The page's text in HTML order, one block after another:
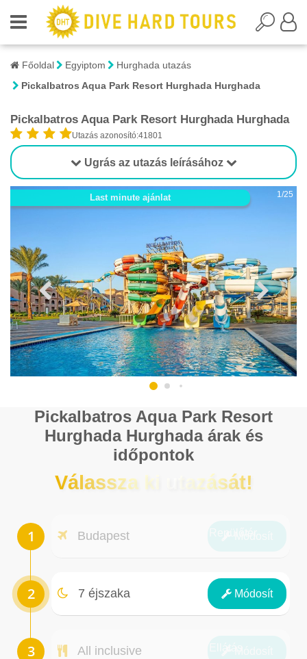
Főoldal Egyiptom
Hurghada utazás
Pickalbatros Aqua Park Resort Hurghada Hurghada
Pickalbatros Aqua Park Resort Hurghada Hurghada
Utazás azonosító:41801
Ugrás az utazás leírásához
1/25
Last minute ajánlat
Pickalbatros Aqua Park Resort
Hurghada Hurghada árak és
időpontok
Válassza ki utazását!
Budapest
7 éjszaka Módosít
Éjszakák
All inclusive